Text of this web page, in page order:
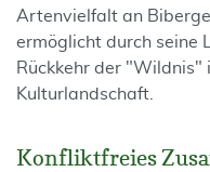
Artenvielfalt an
ermöglicht durch seine
Rückkehr der "Wildnis"
Kulturlandschaft.
Konfliktfreies